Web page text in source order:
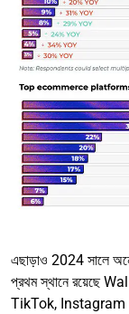
এছাড়াও 2024 সালে
প্রথম স্থানে রয়েছে
TikTok, Instagram